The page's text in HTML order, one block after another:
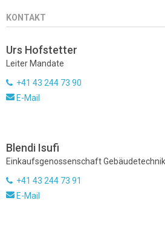
KONTAKT
Urs Hofstetter
Leiter Mandate
+41 43 244 73 90
E-Mail
Blendi Isufi
Einkaufsgenossenschaft
+41 43 244 73 91
E-Mail